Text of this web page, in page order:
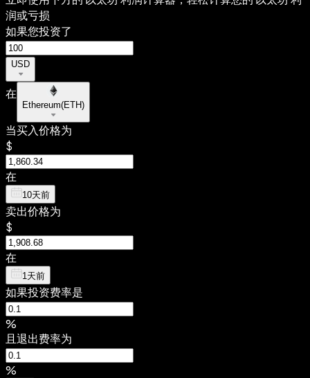
润或亏损
如果您投资了
USD
在
Ethereum(ETH)
当买入价格为
$
在
10天前
卖出价格为
$
在
1天前
如果投资费率是
%
且退出费率为
%